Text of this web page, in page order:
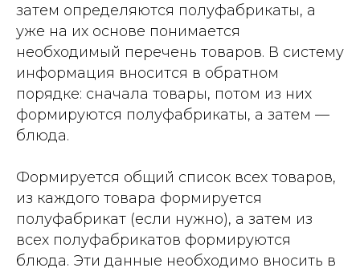
затем определяются полуфабрикаты, а
уже на их основе понимается
необходимый перечень товаров. В систему
информация вносится в обратном
порядке: сначала товары, потом из них
формируются полуфабрикаты, а затем —
блюда.
Формируется общий список всех товаров,
из каждого товара формируется
полуфабрикат (если нужно), а затем из
всех полуфабрикатов формируются
блюда. Эти данные необходимо вносить в